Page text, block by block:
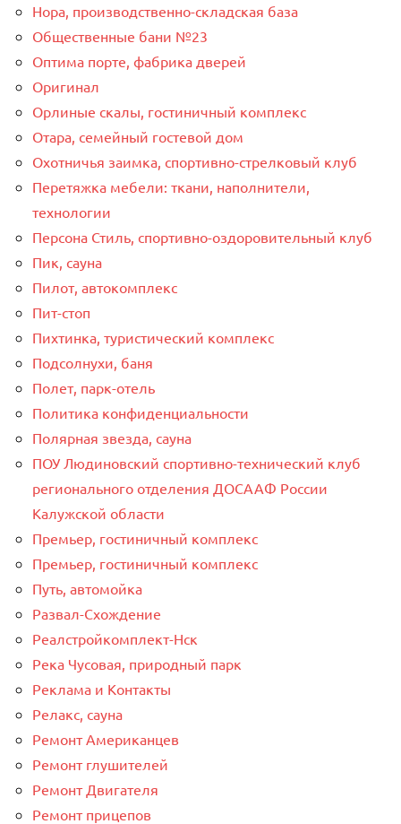
Нора, производственно-складская база
Общественные бани №23
Оптима порте, фабрика дверей
Оригинал
Орлиные скалы, гостиничный комплекс
Отара, семейный гостевой дом
Охотничья заимка, спортивно-стрелковый клуб
Перетяжка мебели: ткани, наполнители,
технологии
Персона Стиль, спортивно-оздоровительный клуб
Пик, сауна
Пилот, автокомплекс
Пит-стоп
Пихтинка, туристический комплекс
Подсолнухи, баня
Полет, парк-отель
Политика конфиденциальности
Полярная звезда, сауна
ПОУ Людиновский спортивно-технический клуб
регионального отделения ДОСААФ России
Калужской области
Премьер, гостиничный комплекс
Премьер, гостиничный комплекс
Путь, автомойка
Развал-Схождение
Реалстройкомплект-Нск
Река Чусовая, природный парк
Реклама и Контакты
Релакс, сауна
Ремонт Американцев
Ремонт глушителей
Ремонт Двигателя
Ремонт прицепов